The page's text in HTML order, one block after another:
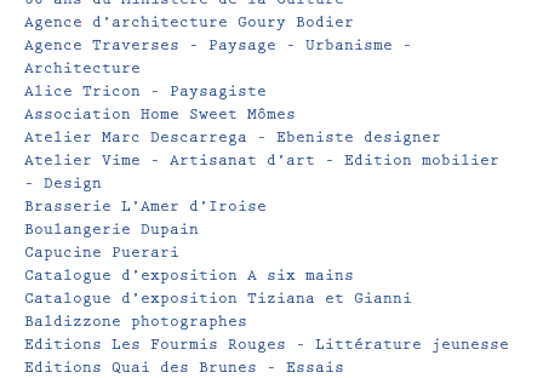
Agence d’architecture Goury Bodier
Agence Traverses – Paysage – Urbanisme –
Architecture
Alice Tricon – Paysagiste
Association Home Sweet Mômes
Atelier Marc Descarrega – Ebeniste designer
Atelier Vime – Artisanat d’art – Edition mobilier
– Design
Brasserie L’Amer d’Iroise
Boulangerie Dupain
Capucine Puerari
Catalogue d’exposition A six mains
Catalogue d’exposition Tiziana et Gianni
Baldizzone photographes
Editions Les Fourmis Rouges – Littérature jeunesse
Editions Quai des Brunes – Essais